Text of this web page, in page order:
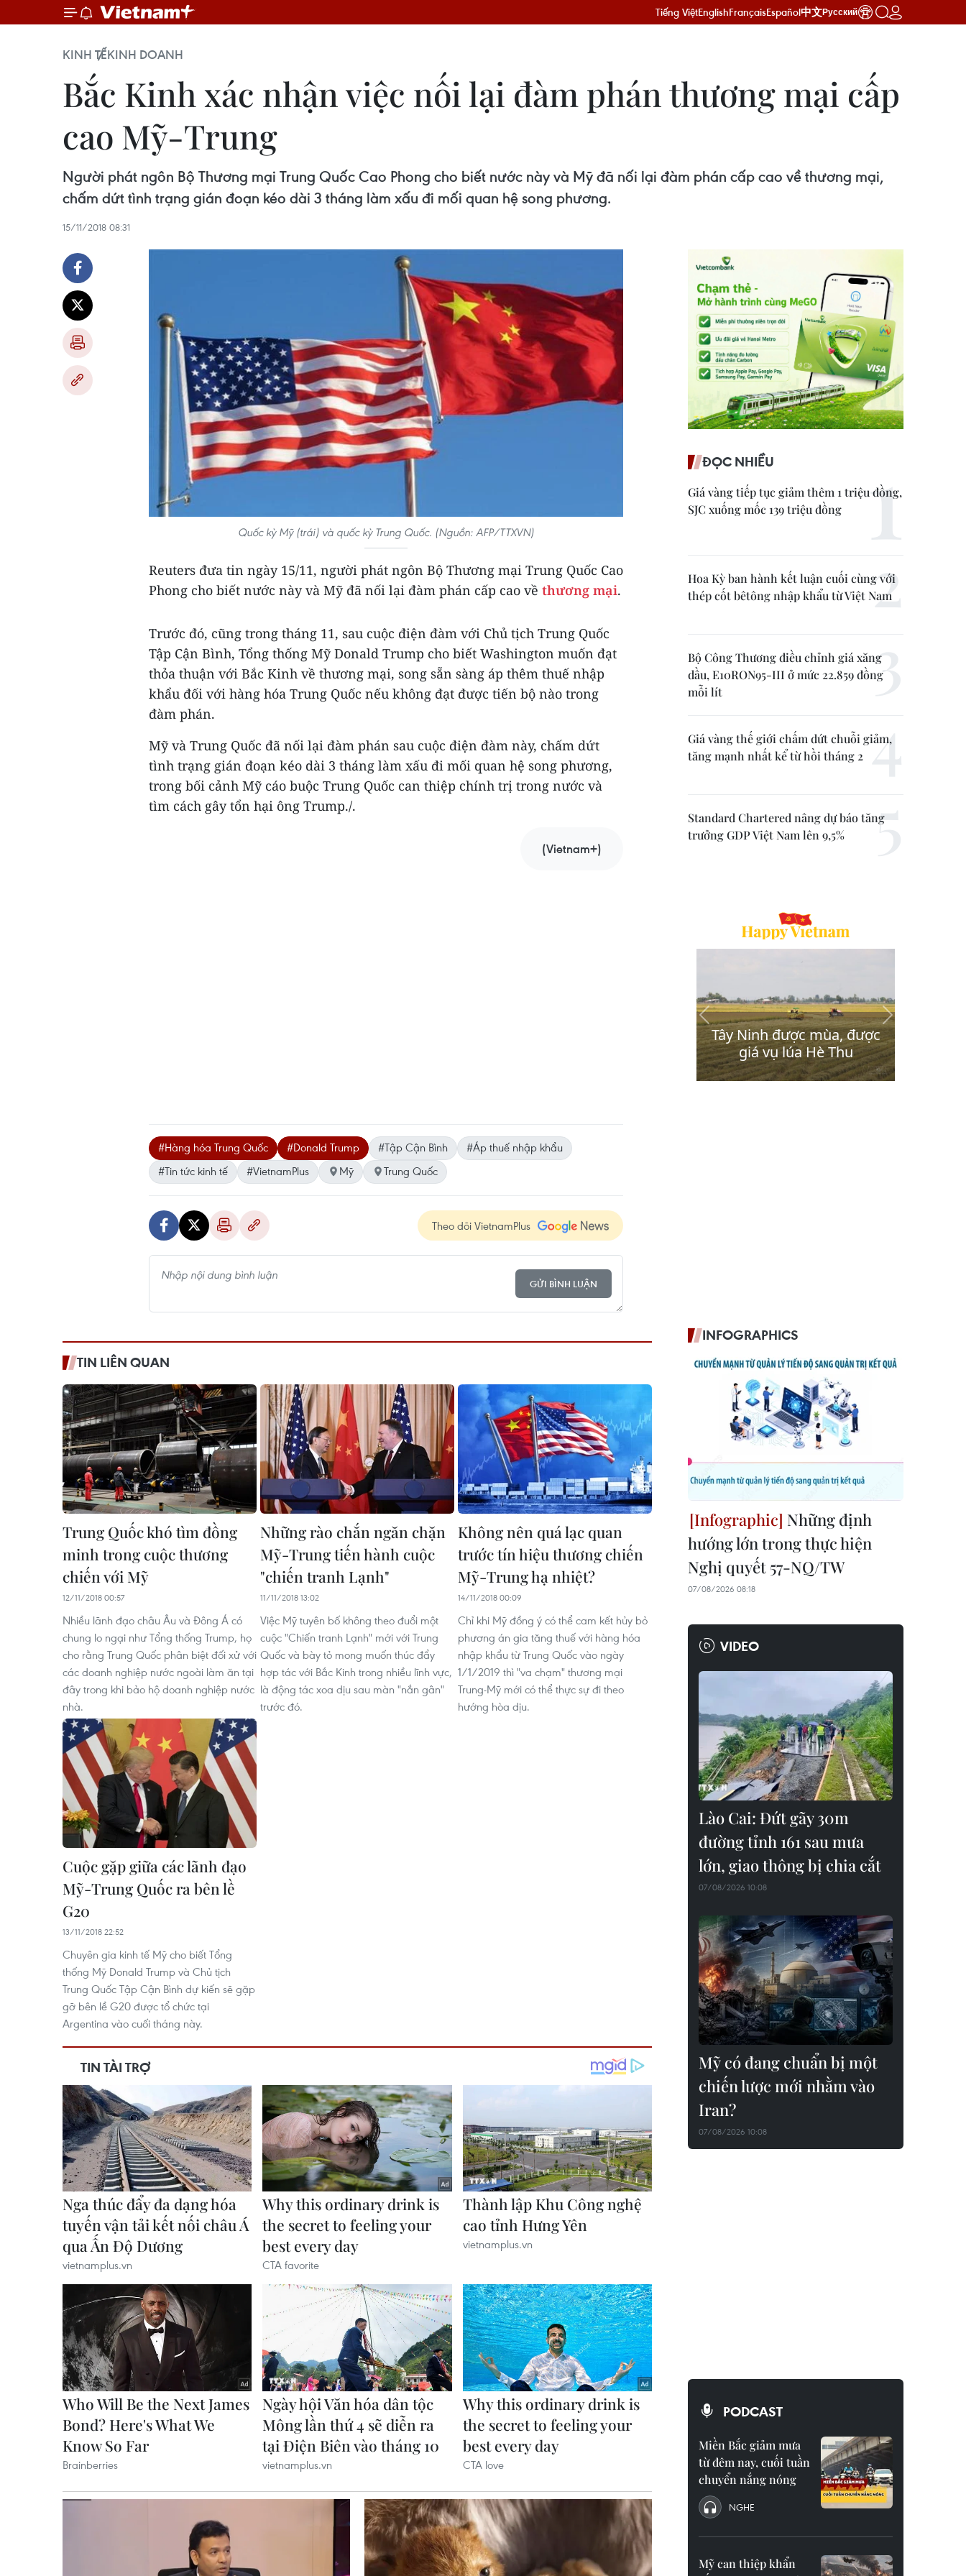
Tiếng ViệtEnglishFrançaisEspañol中文Русский
KINH TẾKINH DOANH
Bắc Kinh xác nhận việc nối lại đàm phán thương mại cấp
cao Mỹ-Trung
Người phát ngôn Bộ Thương mại Trung Quốc Cao Phong cho biết nước này và Mỹ đã nối lại đàm phán cấp cao về thương mại,
chấm dứt tình trạng gián đoạn kéo dài 3 tháng làm xấu đi mối quan hệ song phương.
15/11/2018 08:31
Quốc kỳ Mỹ (trái) và quốc kỳ Trung Quốc. (Nguồn: AFP/TTXVN)
Reuters đưa tin ngày 15/11, người phát ngôn Bộ Thương mại Trung Quốc Cao
Phong cho biết nước này và Mỹ đã nối lại đàm phán cấp cao về thương mại.
Trước đó, cũng trong tháng 11, sau cuộc điện đàm với Chủ tịch Trung Quốc
Tập Cận Bình, Tổng thống Mỹ Donald Trump cho biết Washington muốn đạt
thỏa thuận với Bắc Kinh về thương mại, song sẵn sàng áp thêm thuế nhập
khẩu đối với hàng hóa Trung Quốc nếu không đạt được tiến bộ nào trong
đàm phán.
Mỹ và Trung Quốc đã nối lại đàm phán sau cuộc điện đàm này, chấm dứt
tình trạng gián đoạn kéo dài 3 tháng làm xấu đi mối quan hệ song phương,
trong bối cảnh Mỹ cáo buộc Trung Quốc can thiệp chính trị trong nước và
tìm cách gây tổn hại ông Trump./.
(Vietnam+)
#Hàng hóa Trung Quốc #Donald Trump #Tập Cận Bình
#Áp thuế nhập khẩu
#Tin tức kinh tế
#VietnamPlus Mỹ Trung Quốc
Theo dõi VietnamPlus
GỬI BÌNH LUẬN
TIN LIÊN QUAN
Trung Quốc khó tìm đồng
minh trong cuộc thương
chiến với Mỹ
12/11/2018 00:57
Nhiều lãnh đạo châu Âu và Đông Á có
chung lo ngại như Tổng thống Trump, họ
cho rằng Trung Quốc phân biệt đối xử với
các doanh nghiệp nước ngoài làm ăn tại
đây trong khi bảo hộ doanh nghiệp nước
nhà.
Những rào chắn ngăn chặn
Mỹ-Trung tiến hành cuộc
"chiến tranh Lạnh"
11/11/2018 13:02
Việc Mỹ tuyên bố không theo đuổi một
cuộc "Chiến tranh Lạnh" mới với Trung
Quốc và bày tỏ mong muốn thúc đẩy
hợp tác với Bắc Kinh trong nhiều lĩnh vực,
là động tác xoa dịu sau màn "nắn gân"
trước đó.
Không nên quá lạc quan
trước tín hiệu thương chiến
Mỹ-Trung hạ nhiệt?
14/11/2018 00:09
Chỉ khi Mỹ đồng ý có thể cam kết hủy bỏ
phương án gia tăng thuế với hàng hóa
nhập khẩu từ Trung Quốc vào ngày
1/1/2019 thì "va chạm" thương mại
Trung-Mỹ mới có thể thực sự đi theo
hướng hòa dịu.
Cuộc gặp giữa các lãnh đạo
Mỹ-Trung Quốc ra bên lề
G20
13/11/2018 22:52
Chuyên gia kinh tế Mỹ cho biết Tổng
thống Mỹ Donald Trump và Chủ tịch
Trung Quốc Tập Cận Bình dự kiến sẽ gặp
gỡ bên lề G20 được tổ chức tại
Argentina vào cuối tháng này.
ĐỌC NHIỀU
Giá vàng tiếp tục giảm thêm 1 triệu đồng,
SJC xuống mốc 139 triệu đồng
Hoa Kỳ ban hành kết luận cuối cùng với
thép cốt bêtông nhập khẩu từ Việt Nam
Bộ Công Thương điều chỉnh giá xăng
dầu, E10RON95-III ở mức 22.859 đồng
mỗi lít
Giá vàng thế giới chấm dứt chuỗi giảm,
tăng mạnh nhất kể từ hồi tháng 2
Standard Chartered nâng dự báo tăng
trưởng GDP Việt Nam lên 9,5%
INFOGRAPHICS
Những định
hướng lớn trong thực hiện
Nghị quyết 57-NQ/TW
07/08/2026 08:18
VIDEO
Lào Cai: Đứt gãy 30m
đường tỉnh 161 sau mưa
lớn, giao thông bị chia cắt
07/08/2026 10:08
Mỹ có đang chuẩn bị một
chiến lược mới nhằm vào
Iran?
07/08/2026 10:08
PODCAST
Miền Bắc giảm mưa
từ đêm nay, cuối tuần
chuyển nắng nóng
NGHE
Mỹ can thiệp khẩn